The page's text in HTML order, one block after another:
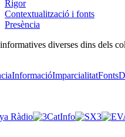
Rigor
Contextualització i fonts
Presència
diverses dins dels
InformacióImparcialitatFonts